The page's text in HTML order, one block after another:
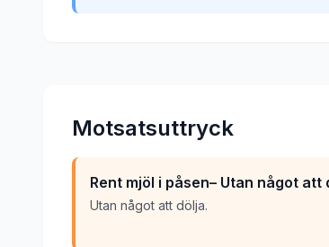
Motsatsuttryck
Rent mjöl i påsen– Utan något att
Utan något att dölja.